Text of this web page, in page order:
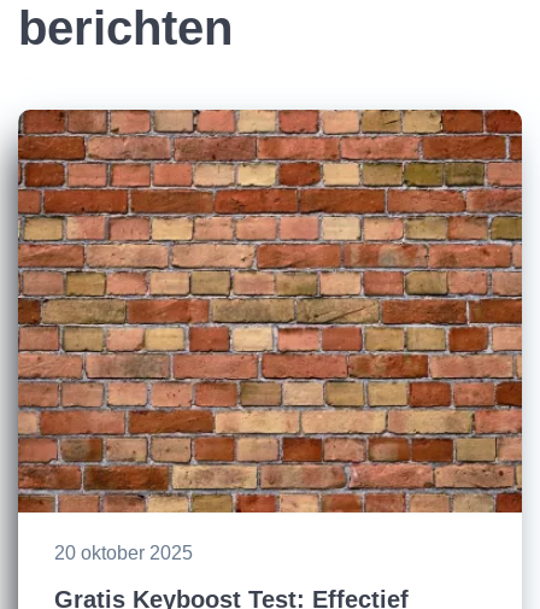
berichten
20 oktober 2025
Gratis Keyboost Test: Effectief